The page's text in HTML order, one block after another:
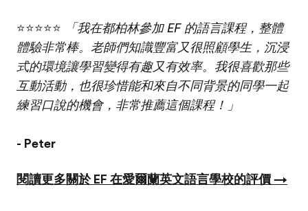
⭐⭐⭐⭐⭐
「我在都柏林參加 EF 的語言課程，整體
體驗非常棒。老師們知識豐富又很照顧學生，沉浸
式的環境讓學習變得有趣又有效率。我很喜歡那些
互動活動，也很珍惜能和來自不同背景的同學一起
練習口說的機會，非常推薦這個課程！」
- Peter
閱讀更多關於 EF 在愛爾蘭英文語言學校的評價 →